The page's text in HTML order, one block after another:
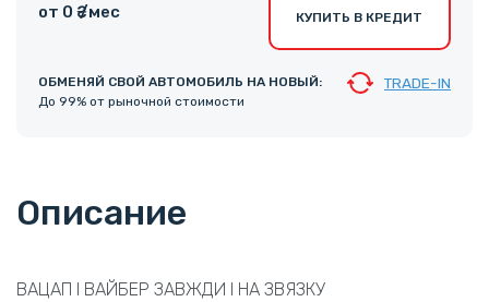
от 0 ₴ /мес КУПИТЬ В КРЕДИТ
ОБМЕНЯЙ СВОЙ АВТОМОБИЛЬ НА НОВЫЙ:
До 99% от рыночной стоимости
TRADE-IN
Описание
ВАЦАП І ВАЙБЕР ЗАВЖДИ І НА ЗВЯЗКУ